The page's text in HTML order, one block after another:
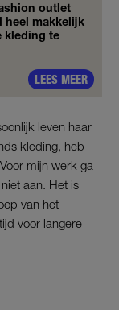
outlet
heel makkelijk
kleding te
LEES MEER
leven haar
kleding, heb
mijn werk ga
aan. Het is
van het
voor langere